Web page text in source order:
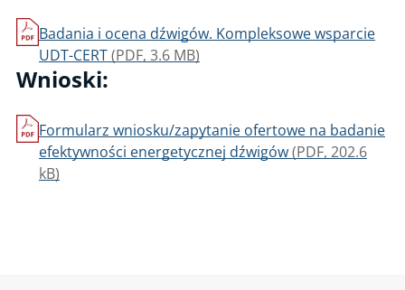
Inspekcja dobrowolna zakładu napełniającego gazami zbiorniki
przenośne
Audyt energetyczny przedsiębiorstwa
Ocena zakładu przygotowującego zawory bezpieczeństwa do
potwierdzenia ciśnienia nastawy
Badania i ocena dźwigów. Kompleksowe wsparcie
UDT-CERT(PDF, 3.6 MB)
Wnioski:
Formularz wniosku/zapytanie ofertowe na badanie
efektywności energetycznej dźwigów(PDF, 202.6
kB)